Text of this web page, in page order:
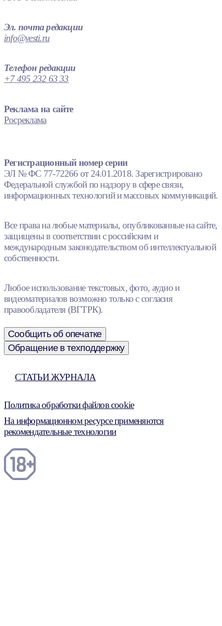
Эл. почта редакции
info@vesti.ru
Телефон редакции
+7 495 232 63 33
Реклама на сайте
Росреклама
Регистрационный номер серии
ЭЛ № ФС 77-72266 от 24.01.2018. Зарегистрировано
Федеральной службой по надзору в сфере связи,
информационных технологий и массовых коммуникаций.
Все права на любые материалы, опубликованные на сайте,
защищены в соответствии с российским и
международным законодательством об интеллектуальной
собственности.
Любое использование текстовых, фото, аудио и
видеоматериалов возможно только с согласия
правообладателя (ВГТРК).
Сообщить об опечатке
Обращение в техподдержку
СТАТЬИ ЖУРНАЛА
Политика обработки файлов cookie
На информационном ресурсе применяются
рекомендательные технологии